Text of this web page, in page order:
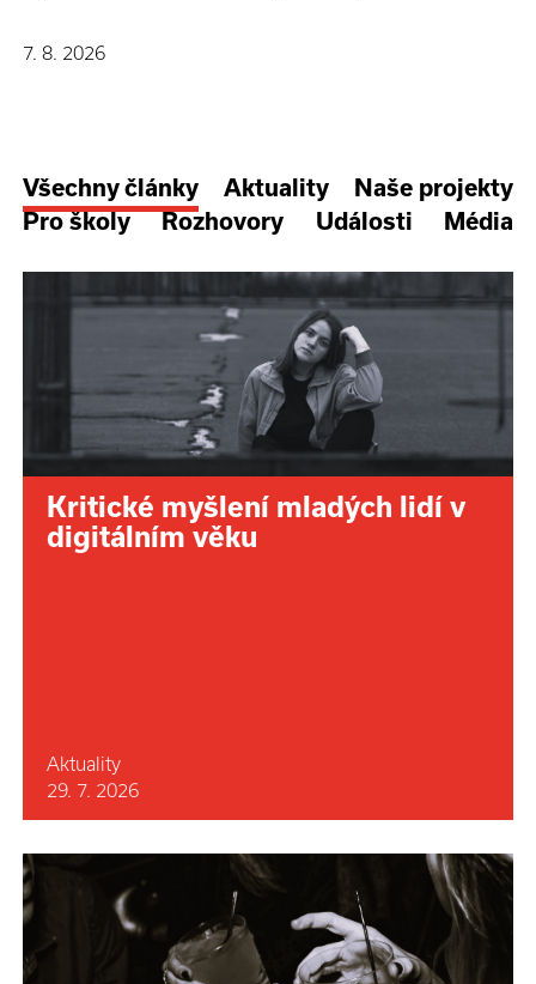
stakeholdeři zapojili do formulování nové
7. 8. 2026
Všechny články Aktuality
Naše projekty
Pro školy
Rozhovory Události Média
Kritické myšlení mladých lidí v
digitálním věku
Aktuality
29. 7. 2026